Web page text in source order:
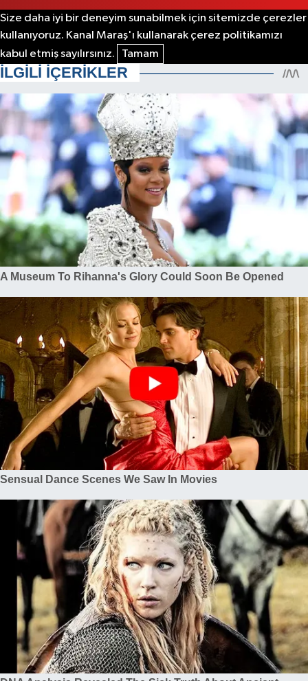
Size daha iyi bir deneyim sunabilmek için sitemizde çerezler
kullanıyoruz. Kanal Maraş'ı kullanarak çerez politikamızı
kabul etmiş sayılırsınız.
Tamam